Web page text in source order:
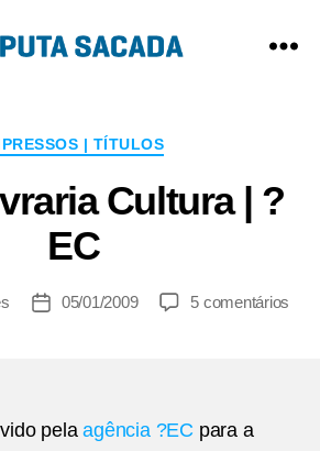
Categorias
| TÍTULOS
Cultura | ?
EC
Data05/01/2009 5 comentários
pelaagência ?EC para a